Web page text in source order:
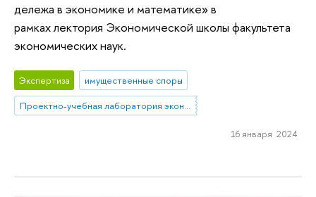
дележа в экономике и математике» в
рамках лектория Экономической школы факультета
экономических наук.
Экспертиза
имущественные споры
Проектно-учебная лаборатория экономической журналистики
16 января 2024